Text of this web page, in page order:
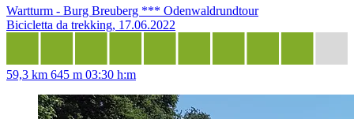
Wartturm - Burg Breuberg *** Odenwaldrundtour
Bicicletta da trekking, 17.06.2022
59,3 km 645 m 03:30 h:m